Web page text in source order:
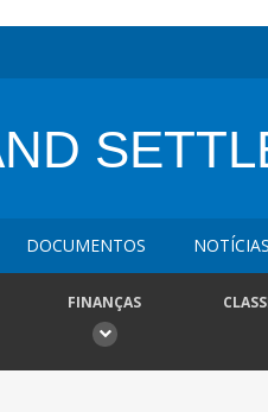
DOCUMENTOS
FINANÇAS